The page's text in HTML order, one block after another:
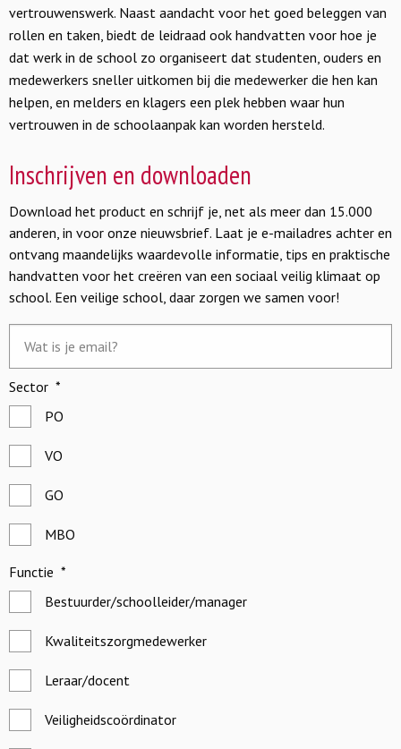
vertrouwenswerk. Naast aandacht voor het goed beleggen van
rollen en taken, biedt de leidraad ook handvatten voor hoe je
dat werk in de school zo organiseert dat studenten, ouders en
medewerkers sneller uitkomen bij die medewerker die hen kan
helpen, en melders en klagers een plek hebben waar hun
vertrouwen in de schoolaanpak kan worden hersteld.
Inschrijven en downloaden
Download het product en schrijf je, net als meer dan 15.000
anderen, in voor onze nieuwsbrief. Laat je e-mailadres achter en
ontvang maandelijks waardevolle informatie, tips en praktische
handvatten voor het creëren van een sociaal veilig klimaat op
school. Een veilige school, daar zorgen we samen voor!
mailadres
*
Sector *
PO
VO
GO
MBO
Functie *
Bestuurder/schoolleider/manager
Kwaliteitszorgmedewerker
Leraar/docent
Veiligheidscoördinator